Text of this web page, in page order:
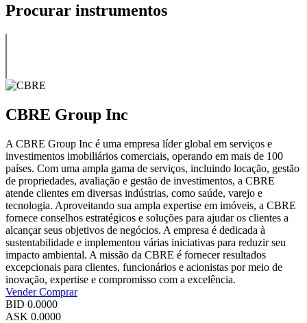
Procurar instrumentos
CBRE Group Inc
A CBRE Group Inc é uma empresa líder global em serviços e
investimentos imobiliários comerciais, operando em mais de 100
países. Com uma ampla gama de serviços, incluindo locação, gestão
de propriedades, avaliação e gestão de investimentos, a CBRE
atende clientes em diversas indústrias, como saúde, varejo e
tecnologia. Aproveitando sua ampla expertise em imóveis, a CBRE
fornece conselhos estratégicos e soluções para ajudar os clientes a
alcançar seus objetivos de negócios. A empresa é dedicada à
sustentabilidade e implementou várias iniciativas para reduzir seu
impacto ambiental. A missão da CBRE é fornecer resultados
excepcionais para clientes, funcionários e acionistas por meio de
inovação, expertise e compromisso com a excelência.
VenderComprar
BID 0.0000
ASK 0.0000